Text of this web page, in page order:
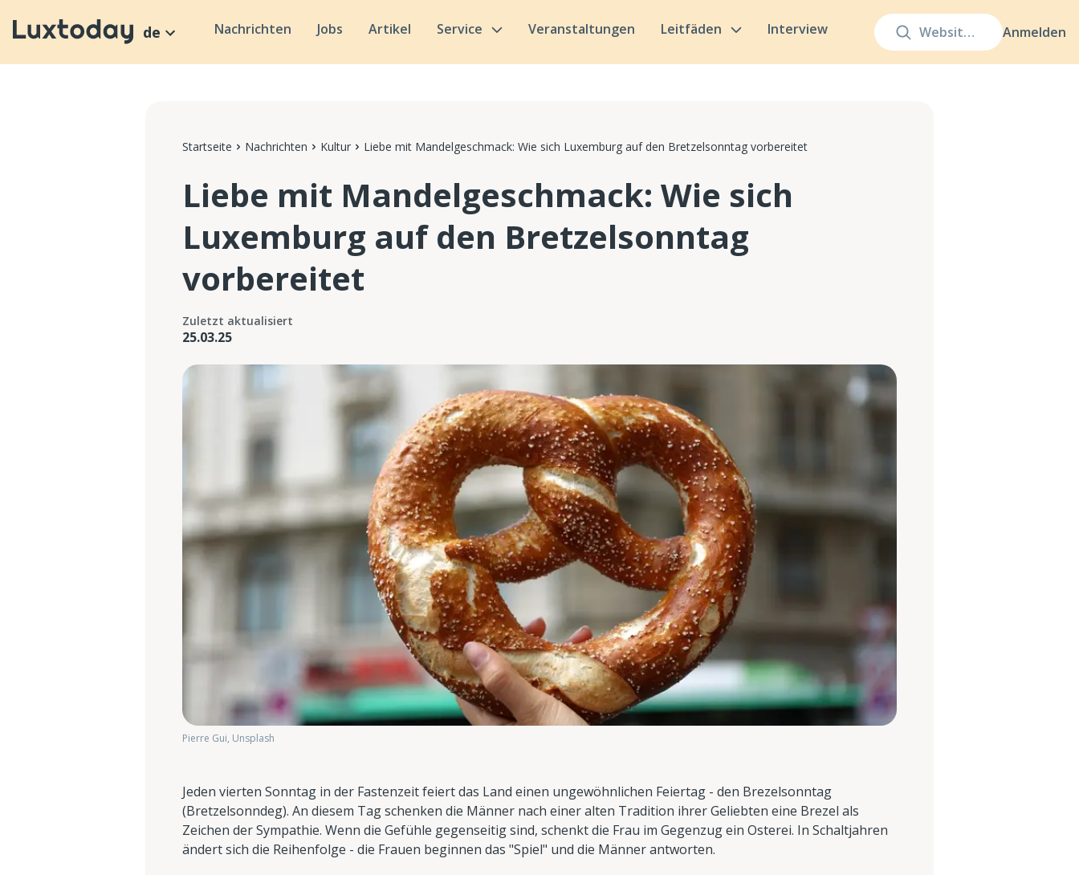
Anmelden
de Nachrichten Jobs Artikel Service Veranstaltungen Leitfäden Interview
Startseite Nachrichten Kultur Liebe mit Mandelgeschmack: Wie sich Luxemburg auf den Bretzelsonntag vorbereitet
Liebe mit Mandelgeschmack: Wie sich
Luxemburg auf den Bretzelsonntag
vorbereitet
Zuletzt aktualisiert
25.03.25
Pierre Gui, Unsplash
Jeden vierten Sonntag in der Fastenzeit feiert das Land einen ungewöhnlichen Feiertag - den Brezelsonntag
(Bretzelsonndeg). An diesem Tag schenken die Männer nach einer alten Tradition ihrer Geliebten eine Brezel als
Zeichen der Sympathie. Wenn die Gefühle gegenseitig sind, schenkt die Frau im Gegenzug ein Osterei. In Schaltjahren
ändert sich die Reihenfolge - die Frauen beginnen das "Spiel" und die Männer antworten.